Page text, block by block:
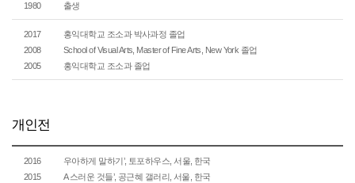
1980 출생
2017
홍익대학교 조소과 박사과정 졸업
2008
School of Visual Arts, Master of Fine Arts, New York 졸업
2005
홍익대학교 조소과 졸업
개인전
2016
우아하게 말하기’, 토포하우스, 서울, 한국
2015
A 스러운 것들’, 공근혜 갤러리, 서울, 한국